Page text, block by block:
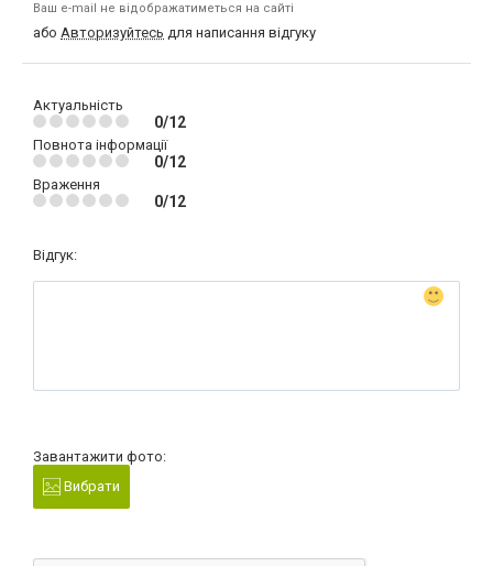
Ваш e-mail не відображатиметься на сайті
або Авторизуйтесь для написання відгуку
Актуальність
0/12
Повнота інформації
0/12
Враження
0/12
Відгук:
Завантажити фото:
Вибрати